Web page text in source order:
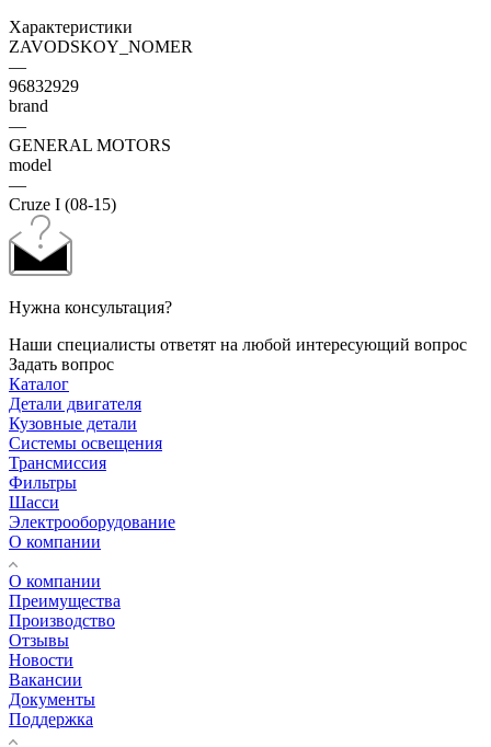
Характеристики
ZAVODSKOY_NOMER
—
96832929
brand
—
GENERAL MOTORS
model
—
Cruze I (08-15)
Нужна консультация?
Наши специалисты ответят на любой интересующий вопрос
Задать вопрос
Каталог
Детали двигателя
Кузовные детали
Системы освещения
Трансмиссия
Фильтры
Шасси
Электрооборудование
О компании
О компании
Преимущества
Производство
Отзывы
Новости
Вакансии
Документы
Поддержка